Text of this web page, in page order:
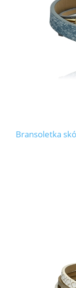
TYGRYSIE OKO
Bransoletka